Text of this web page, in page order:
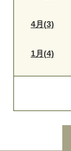
4月(3)
1月(4)